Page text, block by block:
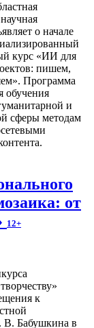
о начале
курс «ИИ для
пишем,
Программа
обучения
и
сферы методам
от
12+
к
В. Бабушкина в